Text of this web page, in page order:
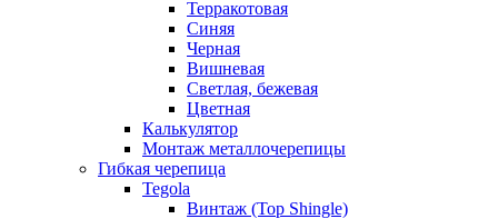
Терракотовая
Синяя
Черная
Вишневая
Светлая, бежевая
Цветная
Калькулятор
Монтаж металлочерепицы
Гибкая черепица
Tegola
Винтаж (Top Shingle)